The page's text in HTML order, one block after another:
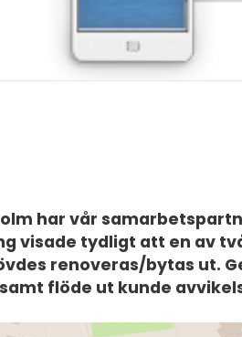
har vår
visade tydligt att en av
renoveras/bytas ut.
flöde ut kunde